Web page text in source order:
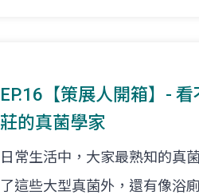
EP.16【策展人開箱】-
莊的真菌學家
日常生活中，大家最熟知的真
了這些大型真菌外，還有像浴